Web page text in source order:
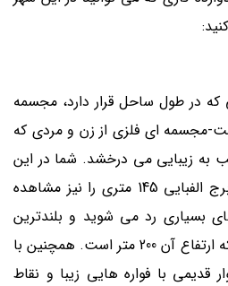
که در طول ساحل قرار دارد، مجسمه
مجسمه ای فلزی از زن و مردی که
به زیبایی می درخشد. شما در این
بلوار چرخ و فلکی بزرگ و برج الفبایی 145 متری را نیز مشاهده
بسیاری رد می شوید و بلندترین
برج باتومی را خواهید دید که ارتفاع آن 200 متر است. همچنین با
قدیمی با فواره هایی زیبا و نقاط